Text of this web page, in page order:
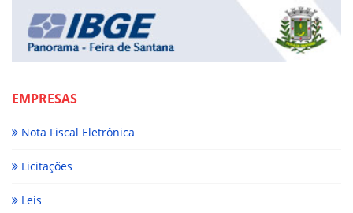
EMPRESAS
Nota Fiscal Eletrônica
Licitações
Leis